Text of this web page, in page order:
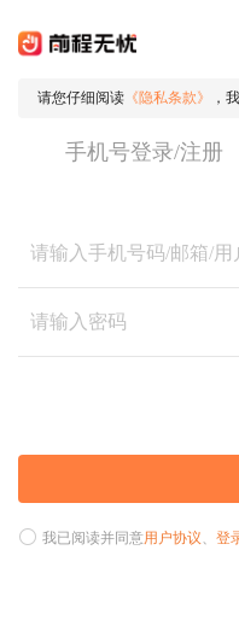
请您仔细阅读 《隐私条款》 ，
手机号登录/注册
我已阅读并同意用户协议、 登